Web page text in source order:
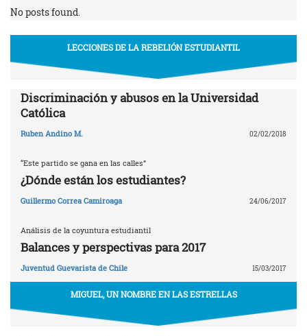
No posts found.
LECCIONES DE LA REBELIÓN ESTUDIANTIL
Discriminación y abusos en la Universidad
Católica
Ruben Andino M. 02/02/2018
“Este partido se gana en las calles”
¿Dónde están los estudiantes?
Guillermo Correa Camiroaga 24/06/2017
Análisis de la coyuntura estudiantil
Balances y perspectivas para 2017
Juventud Guevarista de Chile 15/03/2017
MIGUEL, UN NOMBRE EN LAS ESTRELLAS